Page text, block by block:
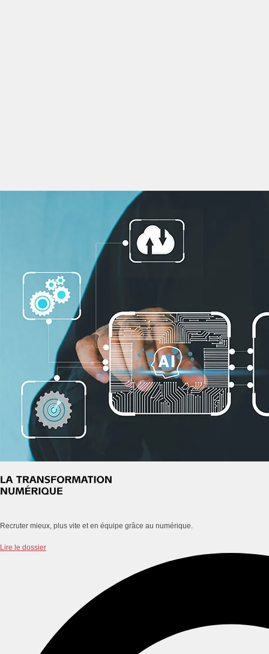
Recruter mieux, plus vite et en équipe grâce au numérique.
Lire le dossier